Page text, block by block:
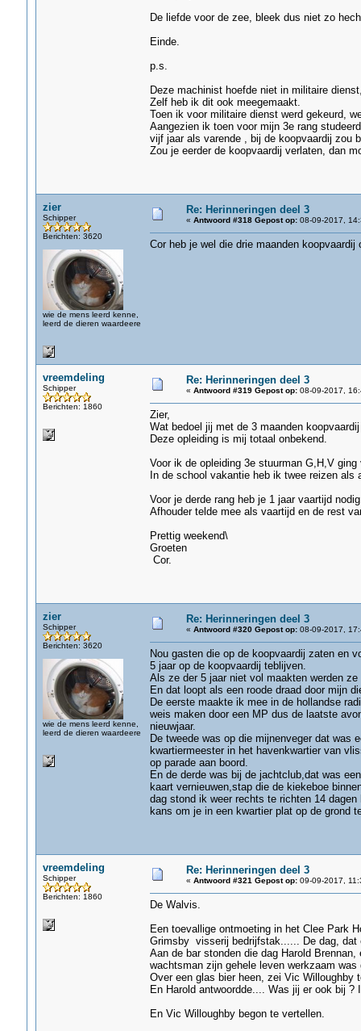
De liefde voor de zee, bleek dus niet zo
Einde.
p.s.
Deze machinist hoefde niet in militaire
Zelf heb ik dit ook meegemaakt.
Toen ik voor militaire dienst werd gekeurd,
Aangezien ik toen voor mijn 3e rang
vijf jaar als varende , bij de koopvaardij zou
Zou je eerder de koopvaardij verlaten, dan
zier
Schipper
Berichten: 3620
wie de mens leerd kenne,
leerd de dieren waardeere
Re: Herinneringen deel 3
« Antwoord #318 Gepost op:08-09-2017,
Cor heb je wel die drie maanden koopvaardij
vreemdeling
Schipper
Berichten: 1860
Re: Herinneringen deel 3
« Antwoord #319 Gepost op:08-09-2017,
Zier,
Wat bedoel jij met de 3 maanden
Deze opleiding is mij totaal onbekend.
Voor ik de opleiding 3e stuurman G,H,V
In de school vakantie heb ik twee reizen als
Voor je derde rang heb je 1 jaar vaartijd
Afhouder telde mee als vaartijd en de rest
Prettig weekend\
Groeten
Cor.
zier
Schipper
Berichten: 3620
wie de mens leerd kenne,
leerd de dieren waardeere
Re: Herinneringen deel 3
« Antwoord #320 Gepost op:08-09-2017,
Nou gasten die op de koopvaardij zaten en
5 jaar op de koopvaardij teblijven.
Als ze der 5 jaar niet vol maakten werden
En dat loopt als een roode draad door mijn
De eerste maakte ik mee in de hollandse
weis maken door een MP dus de laatste
nieuwjaar.
De tweede was op die mijnenveger dat was
kwartiermeester in het havenkwartier van
op parade aan boord.
En de derde was bij de jachtclub,dat was
kaart vernieuwen,stap die de kiekeboe
dag stond ik weer rechts te richten 14
kans om je in een kwartier plat op de grond
vreemdeling
Schipper
Berichten: 1860
Re: Herinneringen deel 3
« Antwoord #321 Gepost op:09-09-2017,
De Walvis.
Een toevallige ontmoeting in het Clee Park
Grimsby visserij bedrijfstak...... De dag, dat
Aan de bar stonden die dag Harold
wachtsman zijn gehele leven werkzaam
Over een glas bier heen, zei Vic Willoughby
En Harold antwoordde.... Was jij er ook bij
En Vic Willoughby begon te vertellen.